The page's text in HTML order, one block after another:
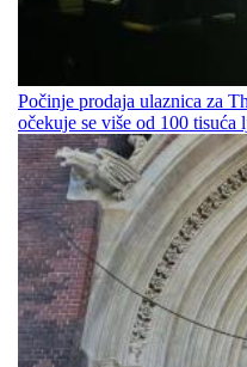
Počinje prodaja ulaznica za
očekuje se više od 100 tisuća